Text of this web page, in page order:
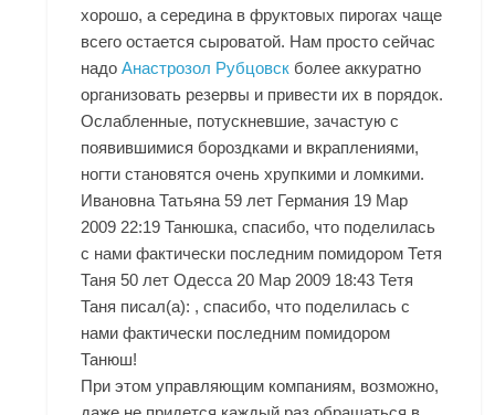
хорошо, а середина в фруктовых пирогах чаще
всего остается сыроватой. Нам просто сейчас
надоАнастрозол Рубцовск более аккуратно
организовать резервы и привести их в порядок.
Ослабленные, потускневшие, зачастую с
появившимися бороздками и вкраплениями,
ногти становятся очень хрупкими и ломкими.
Ивановна Татьяна 59 лет Германия 19 Мар
2009 22:19 Танюшка, спасибо, что поделилась
с нами фактически последним помидором Тетя
Таня 50 лет Одесса 20 Мар 2009 18:43 Тетя
Таня писал(а): , спасибо, что поделилась с
нами фактически последним помидором
Танюш!
При этом управляющим компаниям, возможно,